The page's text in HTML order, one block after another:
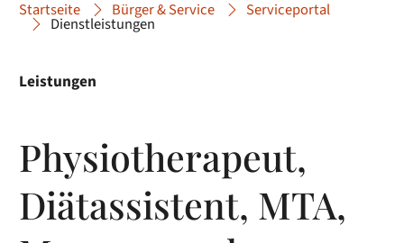
Startseite Bürger & Service Serviceportal
Dienstleistungen
Leistungen
Physiotherapeut,
Diätassistent, MTA,